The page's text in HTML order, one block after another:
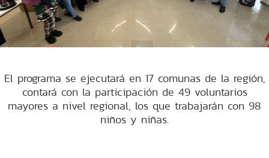
El programa se ejecutará en 17 comunas de la región,
contará con la participación de 49 voluntarios
mayores a nivel regional, los que trabajarán con 98
niños y niñas.